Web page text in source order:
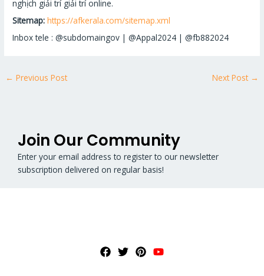
nghịch giải trí giải trí online.
Sitemap: https://afkerala.com/sitemap.xml
Inbox tele : @subdomaingov | @Appal2024 | @fb882024
← Previous Post Next Post →
Join Our Community
Enter your email address to register to our newsletter
subscription delivered on regular basis!